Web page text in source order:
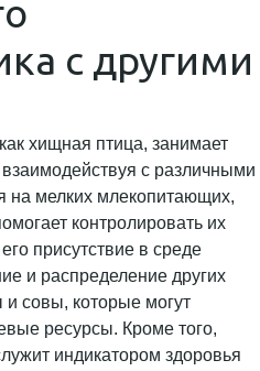
с другими
хищная птица, занимает
с различными
на мелких млекопитающих,
контролировать их
присутствие в среде
и распределение других
и совы, которые могут
ресурсы. Кроме того,
индикатором здоровья